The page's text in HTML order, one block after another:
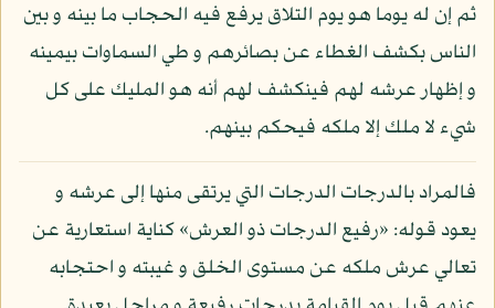
ثم إن له يوما هو يوم التلاق يرفع فيه الحجاب ما بينه و بين
الناس بكشف الغطاء عن بصائرهم و طي السماوات بيمينه
و إظهار عرشه لهم فينكشف لهم أنه هو المليك على كل
شيء لا ملك إلا ملكه فيحكم بينهم.
فالمراد بالدرجات الدرجات التي يرتقى منها إلى عرشه و
يعود قوله: «رفيع الدرجات ذو العرش» كناية استعارية عن
تعالي عرش ملكه عن مستوى الخلق و غيبته و احتجابه